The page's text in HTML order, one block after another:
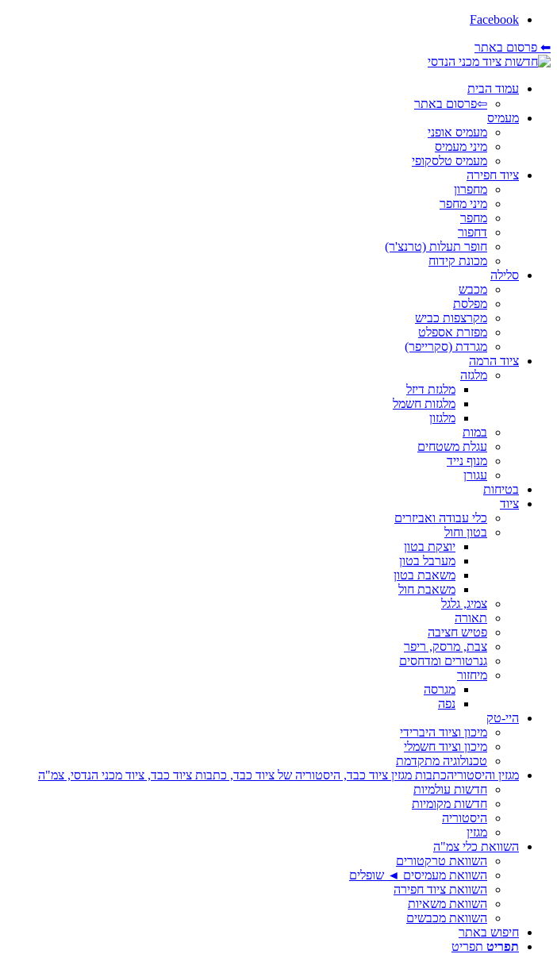
Facebook
⬅ פרסום באתר
עמוד הבית
⇦פרסום באתר
מעמיס
מעמיס אופני
מיני מעמיס
מעמיס טלסקופי
ציוד חפירה
מחפרון
מיני מחפר
מחפר
דחפור
חופר תעלות (טרנצ'ר)
מכונת קידוח
סלילה
מכבש
מפלסת
מקרצפות כביש
מפזרת אספלט
מגרדת (סקרייפר)
ציוד הרמה
מלגזה
מלגזת דיזל
מלגזות חשמל
מלגזון
במות
עגלת משטחים
מנוף נייד
עגורן
בטיחות
ציוד
כלי עבודה ואביזרים
בטון וחול
יוצקת בטון
מערבל בטון
משאבת בטון
משאבת חול
צמיג, גלגל
תאורה
פטיש חציבה
צבת, מרסק, ריפר
גנרטורים ומדחסים
מיחזור
מגרסה
נפה
היי-טק
מיכון וציוד היברידי
מיכון וציוד חשמלי
טכנולוגיה מתקדמת
מגזין והיסטוריהכתבות מגזין ציוד כבד, היסטוריה של ציוד כבד, כתבות ציוד כבד, ציוד מכני הנדסי, צמ"ה
חדשות עולמיות
חדשות מקומיות
היסטוריה
מגזין
השוואת כלי צמ"ה
השוואת טרקטורים
השוואת מעמיסים ◄ שופלים
השוואת ציוד חפירה
השוואת משאיות
השוואת מכבשים
חיפוש באתר
תפריט תפריט